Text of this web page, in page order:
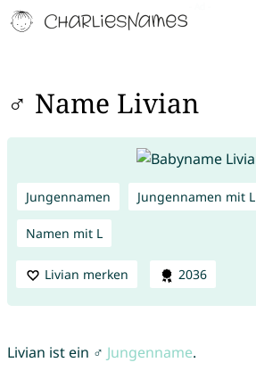
♂ Name Livian
Jungennamen Jungennamen mit L
Namen mit L
Livian merken 2036
Livian ist ein ♂ Jungenname.